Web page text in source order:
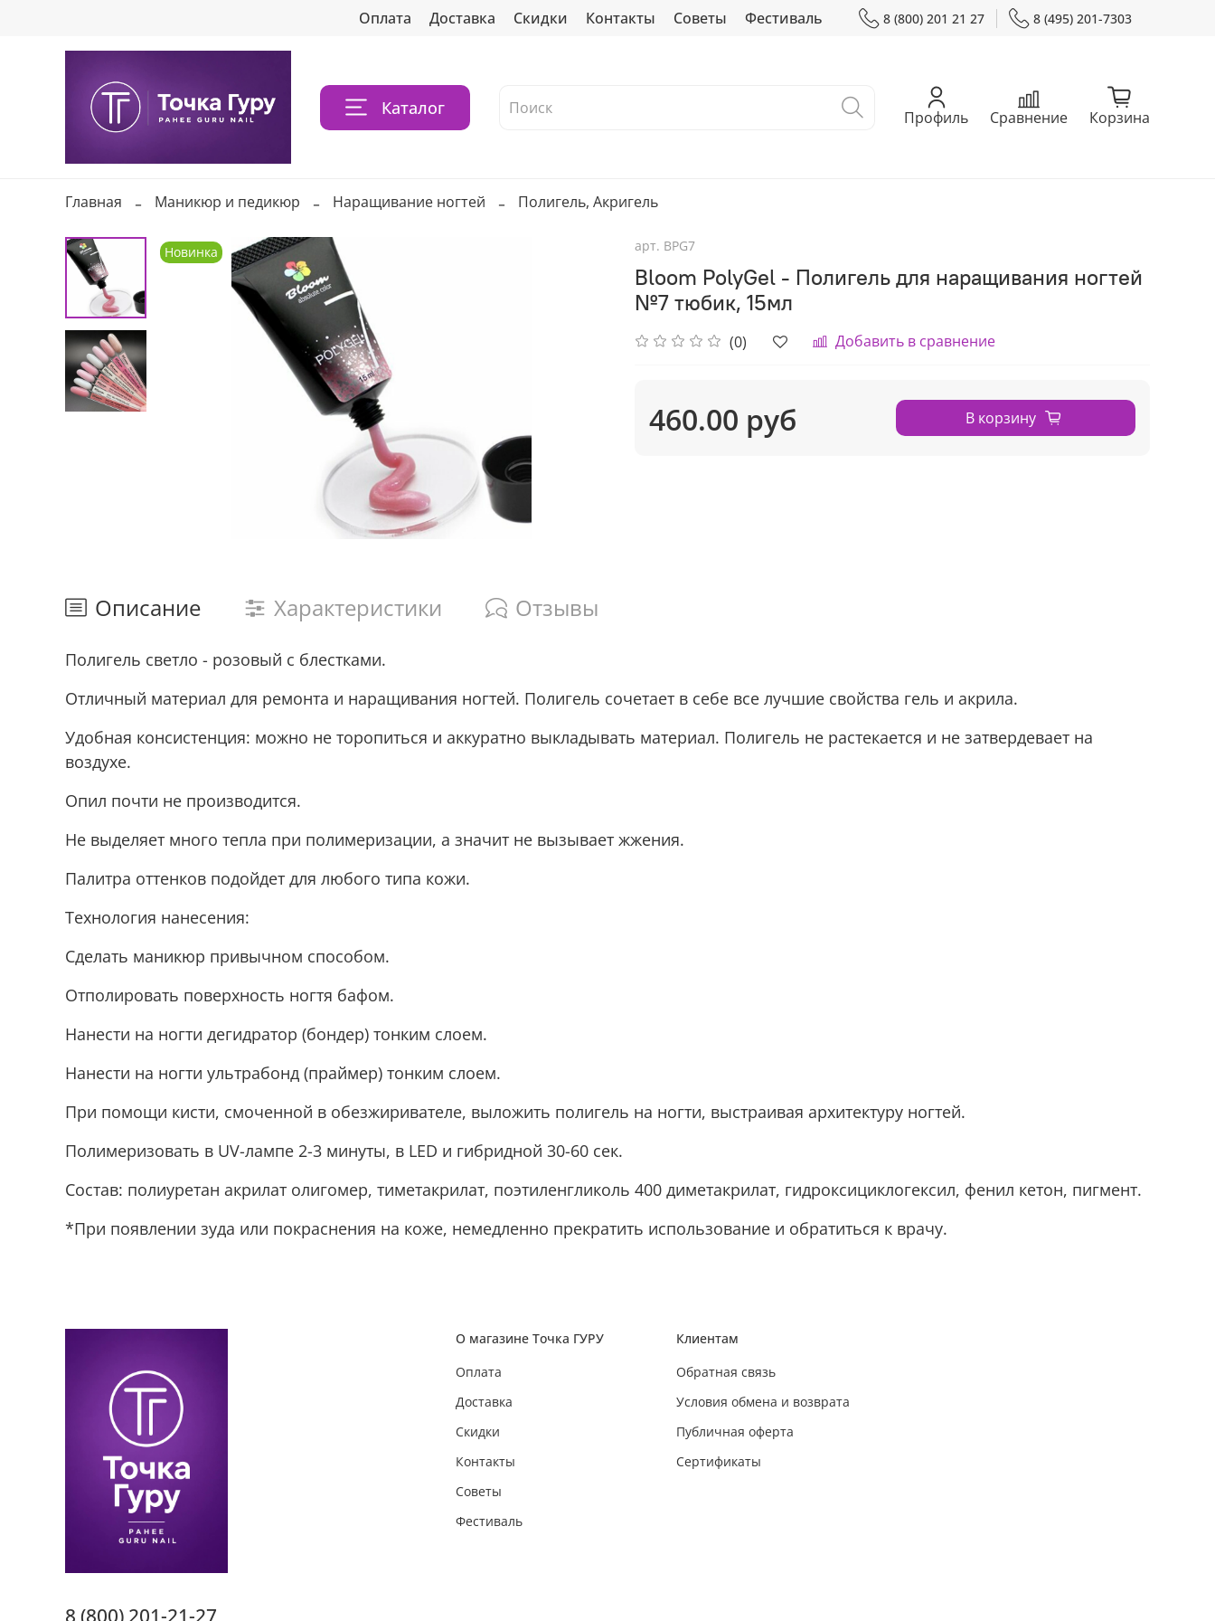
Оплата Доставка Скидки Контакты Советы Фестиваль 8 (800) 201 21 27 8 (495) 201-7303
Каталог Профиль Сравнение Корзина
Главная Маникюр и педикюр Наращивание ногтей Полигель, Акригель
Новинка арт. BPG7
Bloom PolyGel - Полигель для наращивания ногтей
№7 тюбик, 15мл
(0) Добавить в сравнение
460.00 руб В корзину
Описание Характеристики Отзывы
Полигель светло - розовый с блестками.
Отличный материал для ремонта и наращивания ногтей. Полигель сочетает в себе все лучшие свойства гель и акрила.
Удобная консистенция: можно не торопиться и аккуратно выкладывать материал. Полигель не растекается и не затвердевает на
воздухе.
Опил почти не производится.
Не выделяет много тепла при полимеризации, а значит не вызывает жжения.
Палитра оттенков подойдет для любого типа кожи.
Технология нанесения:
Сделать маникюр привычном способом.
Отполировать поверхность ногтя бафом.
Нанести на ногти дегидратор (бондер) тонким слоем.
Нанести на ногти ультрабонд (праймер) тонким слоем.
При помощи кисти, смоченной в обезжиривателе, выложить полигель на ногти, выстраивая архитектуру ногтей.
Полимеризовать в UV-лампе 2-3 минуты, в LED и гибридной 30-60 сек.
Cостав: полиуретан акрилат олигомер, тиметакрилат, поэтиленгликоль 400 диметакрилат, гидроксициклогексил, фенил кетон, пигмент.
*При появлении зуда или покраснения на коже, немедленно прекратить использование и обратиться к врачу.
О магазине Точка ГУРУ
Оплата
Доставка
Скидки
Контакты
Советы
Фестиваль
Клиентам
Обратная связь
Условия обмена и возврата
Публичная оферта
Сертификаты
8 (800) 201-21-27